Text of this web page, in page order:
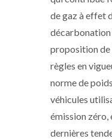
de gaz à effet
proposition de
règles en
norme de
véhicules
émission zéro,
dernières